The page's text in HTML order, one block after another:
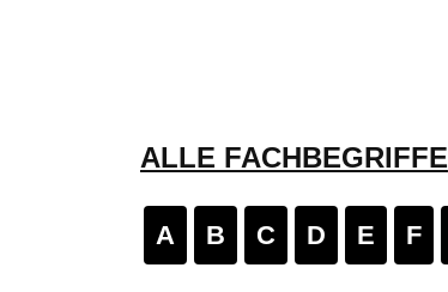
ALLE FACHBEGRIFFE
A B C D E F